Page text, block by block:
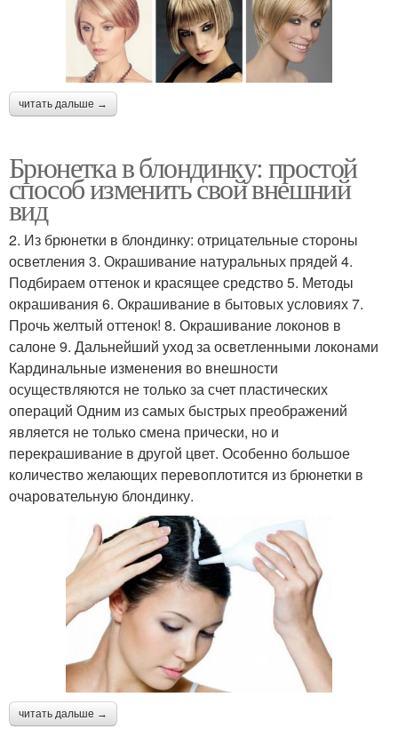
читать дальше →
Брюнетка в блондинку: простой
способ изменить свой внешний
вид
2. Из брюнетки в блондинку: отрицательные стороны
осветления 3. Окрашивание натуральных прядей 4.
Подбираем оттенок и красящее средство 5. Методы
окрашивания 6. Окрашивание в бытовых условиях 7.
Прочь желтый оттенок! 8. Окрашивание локонов в
салоне 9. Дальнейший уход за осветленными локонами
Кардинальные изменения во внешности
осуществляются не только за счет пластических
операций Одним из самых быстрых преображений
является не только смена прически, но и
перекрашивание в другой цвет. Особенно большое
количество желающих перевоплотится из брюнетки в
очаровательную блондинку.
читать дальше →